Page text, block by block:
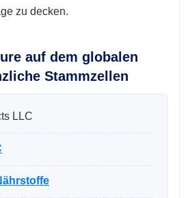
zu decken.
auf dem globalen
Stammzellen
LLC